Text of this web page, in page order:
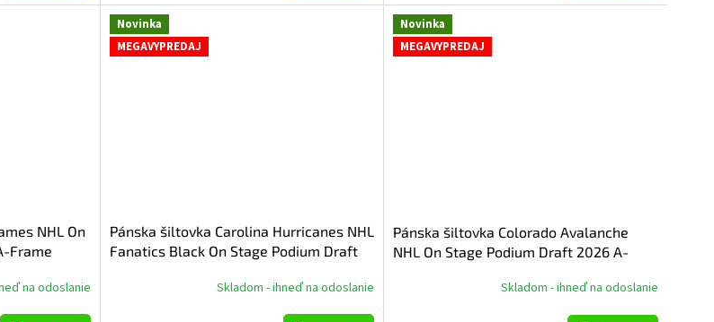
NHL On
Frame
na odoslanie
Novinka
MEGAVYPREDAJ
Pánska šiltovka Carolina Hurricanes NHL
Fanatics Black On Stage Podium Draft
Skladom - ihneď na odoslanie
Novinka
MEGAVYPREDAJ
Pánska šiltovka Colorado Avalanche
NHL On Stage Podium Draft 2026 A-
Skladom - ihneď na odoslanie